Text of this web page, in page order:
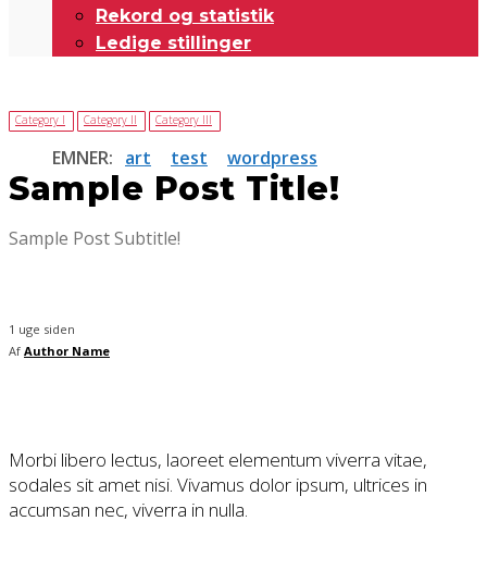
Rekord og statistik
Ledige stillinger
Category I Category II Category III
EMNER: art test wordpress
Sample Post Title!
Sample Post Subtitle!
1 uge siden
Af Author Name
Morbi libero lectus, laoreet elementum viverra vitae,
sodales sit amet nisi. Vivamus dolor ipsum, ultrices in
accumsan nec, viverra in nulla.